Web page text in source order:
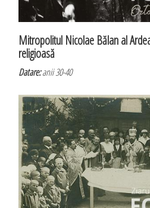
Mitropolitul Nicolae Bălan al
religioasă
Datare:anii 30-40